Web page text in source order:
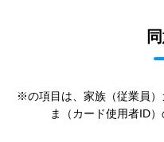
※の項目は、家族（従業員）
ま（カード使用者ID